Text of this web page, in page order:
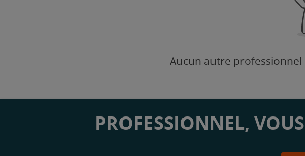
Aucun autre
PROFESSIONNEL,